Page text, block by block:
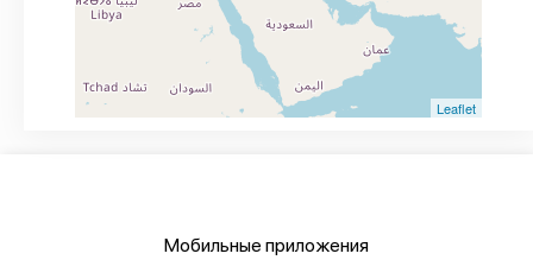
Leaflet
Мобильные приложения